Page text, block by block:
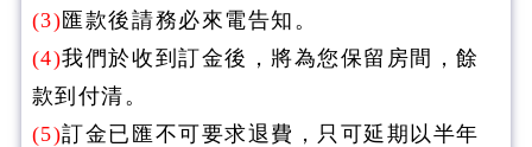
(3)匯款後請務必來電告知。
(4)我們於收到訂金後，將為您保留房間，餘
款到付清。
(5)訂金已匯不可要求退費，只可延期以半年